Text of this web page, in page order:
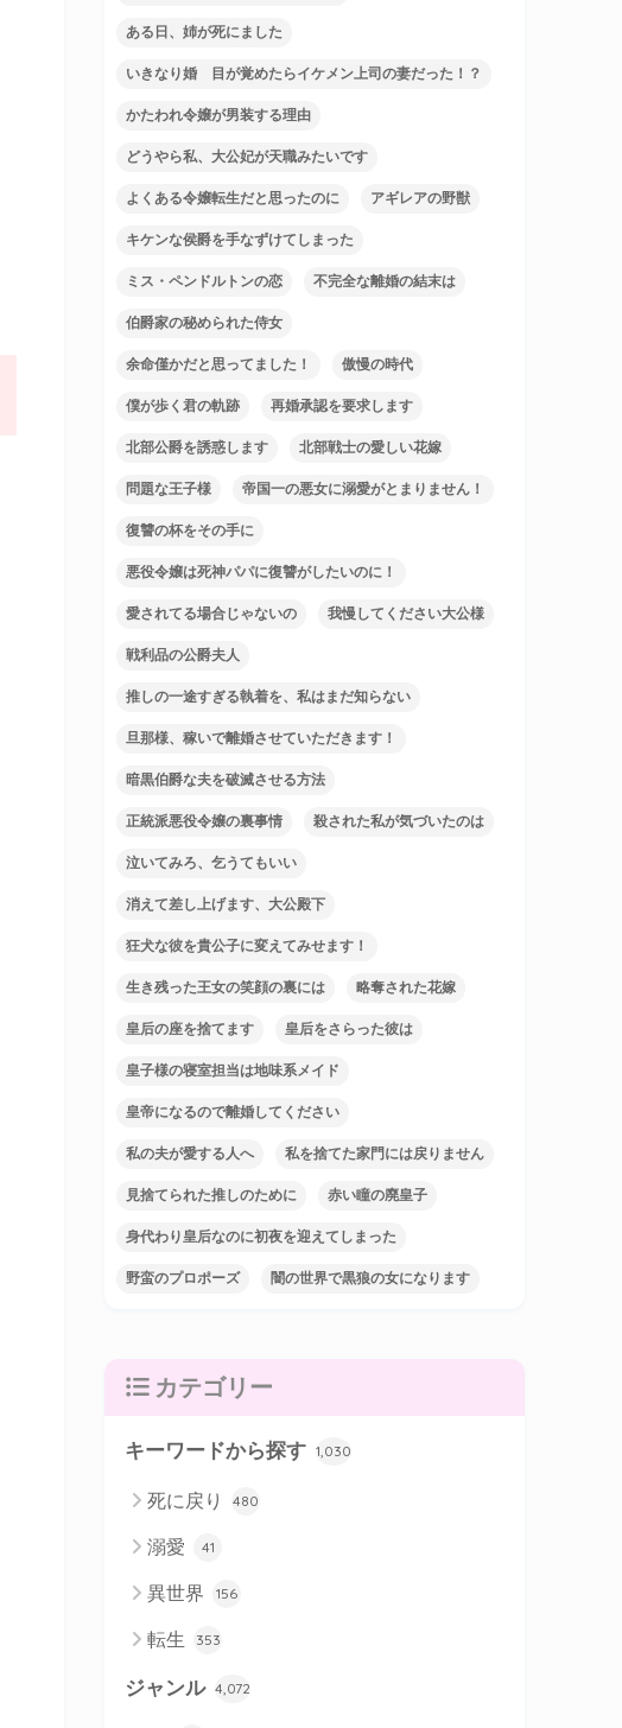
ある日、姉が死にました
いきなり婚 目が覚めたらイケメン上司の妻だった！？
かたわれ令嬢が男装する理由
どうやら私、大公妃が天職みたいです
よくある令嬢転生だと思ったのに アギレアの野獣
キケンな侯爵を手なずけてしまった
ミス・ペンドルトンの恋 不完全な離婚の結末は
伯爵家の秘められた侍女
余命僅かだと思ってました！ 傲慢の時代
僕が歩く君の軌跡 再婚承認を要求します
北部公爵を誘惑します 北部戦士の愛しい花嫁
問題な王子様 帝国一の悪女に溺愛がとまりません！
復讐の杯をその手に
悪役令嬢は死神パパに復讐がしたいのに！
愛されてる場合じゃないの 我慢してください大公様
戦利品の公爵夫人
推しの一途すぎる執着を、私はまだ知らない
旦那様、稼いで離婚させていただきます！
暗黒伯爵な夫を破滅させる方法
正統派悪役令嬢の裏事情 殺された私が気づいたのは
泣いてみろ、乞うてもいい
消えて差し上げます、大公殿下
狂犬な彼を貴公子に変えてみせます！
生き残った王女の笑顔の裏には 略奪された花嫁
皇后の座を捨てます 皇后をさらった彼は
皇子様の寝室担当は地味系メイド
皇帝になるので離婚してください
私の夫が愛する人へ 私を捨てた家門には戻りません
見捨てられた推しのために 赤い瞳の廃皇子
身代わり皇后なのに初夜を迎えてしまった
野蛮のプロポーズ 闇の世界で黒狼の女になります
カテゴリー
キーワードから探す 1,030
死に戻り 480
溺愛 41
異世界 156
転生 353
ジャンル 4,072